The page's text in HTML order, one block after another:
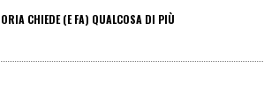
CHIEDE (E FA) QUALCOSA DI PIÙ